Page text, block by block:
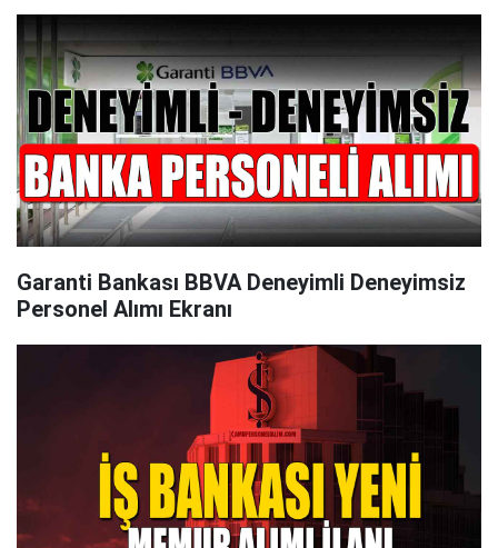
Garanti Bankası BBVA Deneyimli Deneyimsiz
Personel Alımı Ekranı